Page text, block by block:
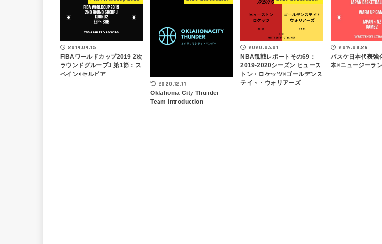
2019.09.15
FIBAワールドカップ2019 2次
ラウンドグループJ 第1節：ス
ペイン×セルビア
2020.12.11
Oklahoma City Thunder
Team Introduction
2020.03.01
NBA観戦レポートその69：
2019-2020シーズン ヒュース
トン・ロケッツ×ゴールデンス
テイト・ウォリアーズ
2019.08.26
バスケ日本代表強
本×ニュージーラ